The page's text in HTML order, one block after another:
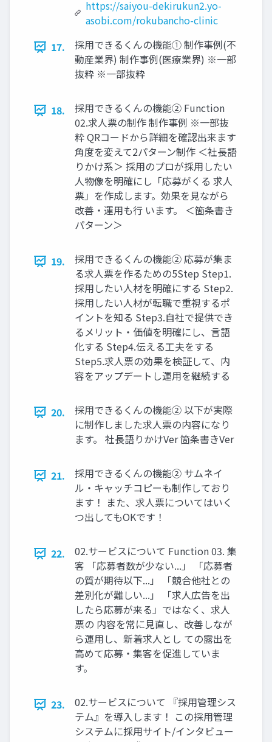
https://saiyou-dekirukun2.yo-
asobi.com/rokubancho-clinic
17.
採⽤できるくんの機能① 制作事例(不
動産業界) 制作事例(医療業界) ※⼀部
抜粋 ※⼀部抜粋
18.
採⽤できるくんの機能② Function
02.求⼈票の制作 制作事例 ※⼀部抜
粋 QRコードから詳細を確認出来ます
⾓度を変えて2パターン制作 ＜社長語
りかけ系＞ 採⽤のプロが採⽤したい
⼈物像を明確にし「応募がくる 求⼈
票」を作成します。効果を⾒ながら
改善‧運⽤も⾏ います。 ＜箇条書き
パターン＞
19.
採⽤できるくんの機能② 応募が集ま
る求⼈票を作るための5Step Step1.
採⽤したい⼈材を明確にする Step2.
採⽤したい⼈材が転職で重視するポ
イントを知る Step3.⾃社で提供でき
るメリット‧価値を明確にし、⾔語
化する Step4.伝える⼯夫をする
Step5.求⼈票の効果を検証して、内
容をアップデートし運⽤を継続する
20.
採⽤できるくんの機能② 以下が実際
に制作しました求⼈票の内容になり
ます。 社⻑語りかけVer 箇条書きVer
21.
採⽤できるくんの機能② サムネイ
ル‧キャッチコピーも制作しており
ます！ また、求⼈票についてはいく
つ出してもOKです！
22.
02.サービスについて Function 03. 集
客 「応募者数が少ない...」 「応募者
の質が期待以下...」 「競合他社との
差別化が難しい...」 「求⼈広告を出
したら応募が来る」ではなく、求⼈
票の 内容を常に⾒直し、改善しなが
ら運⽤し、新着求⼈とし ての露出を
⾼めて応募‧集客を促進していま
す。
23.
02.サービスについて 『採⽤管理シス
テム』を導⼊します！ この採⽤管理
システムに採⽤サイト/インタビュー